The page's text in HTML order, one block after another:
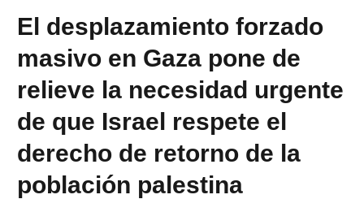
El desplazamiento forzado
masivo en Gaza pone de
relieve la necesidad urgente
de que Israel respete el
derecho de retorno de la
población palestina